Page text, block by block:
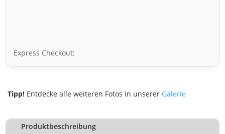
Express Checkout:
Tipp! Entdecke alle weiteren Fotos in unserer Galerie
Produktbeschreibung